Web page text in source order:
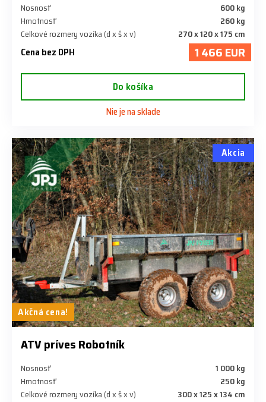
Nosnosť
600 kg
Hmotnosť
260 kg
Celkové rozmery vozíka (d x š x v)
270 x 120 x 175 cm
Cena bez DPH 1 466 EUR
Do košíka
Nie je na sklade
Akcia
Akčná cena!
ATV príves Robotník
Nosnosť
1 000 kg
Hmotnosť
250 kg
Celkové rozmery vozíka (d x š x v)
300 x 125 x 134 cm